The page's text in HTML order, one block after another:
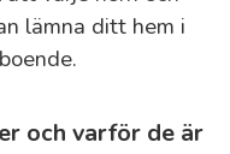
lämna ditt hem i
och varför de är